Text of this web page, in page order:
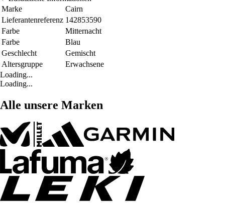
Marke
Cairn
Lieferantenreferenz 142853590
Farbe
Mitternacht
Farbe
Blau
Geschlecht
Gemischt
Altersgruppe
Erwachsene
Loading...
Loading...
Alle unsere Marken